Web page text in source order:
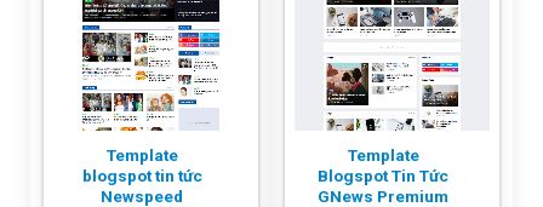
Template
blogspot tin tức
Newspeed
Template
Blogspot Tin Tức
GNews Premium